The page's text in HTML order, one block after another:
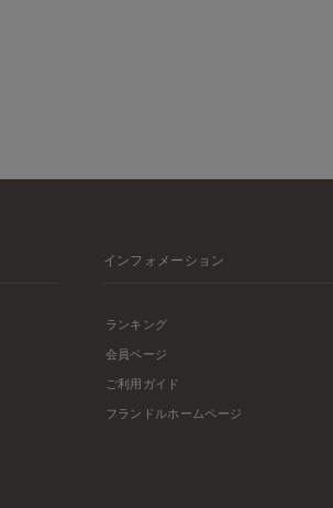
インフォメーション
ランキング
会員ページ
ご利用ガイド
フランドルホームページ